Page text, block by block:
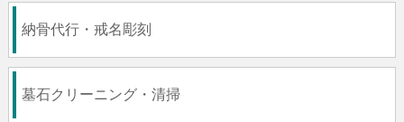
納骨代行・戒名彫刻
墓石クリーニング・清掃